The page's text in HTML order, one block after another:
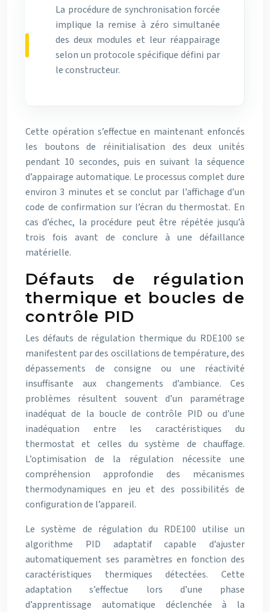
La procédure de synchronisation forcée
implique la remise à zéro simultanée
des deux modules et leur réappairage
selon un protocole spécifique défini par
le constructeur.
Cette opération s’effectue en maintenant enfoncés
les boutons de réinitialisation des deux unités
pendant 10 secondes, puis en suivant la séquence
d’appairage automatique. Le processus complet dure
environ 3 minutes et se conclut par l’affichage d’un
code de confirmation sur l’écran du thermostat. En
cas d’échec, la procédure peut être répétée jusqu’à
trois fois avant de conclure à une défaillance
matérielle.
Défauts de régulation
thermique et boucles de
contrôle PID
Les défauts de régulation thermique du RDE100 se
manifestent par des oscillations de température, des
dépassements de consigne ou une réactivité
insuffisante aux changements d’ambiance. Ces
problèmes résultent souvent d’un paramétrage
inadéquat de la boucle de contrôle PID ou d’une
inadéquation entre les caractéristiques du
thermostat et celles du système de chauffage.
L’optimisation de la régulation nécessite une
compréhension approfondie des mécanismes
thermodynamiques en jeu et des possibilités de
configuration de l’appareil.
Le système de régulation du RDE100 utilise un
algorithme PID adaptatif capable d’ajuster
automatiquement ses paramètres en fonction des
caractéristiques thermiques détectées. Cette
adaptation s’effectue lors d’une phase
d’apprentissage automatique déclenchée à la